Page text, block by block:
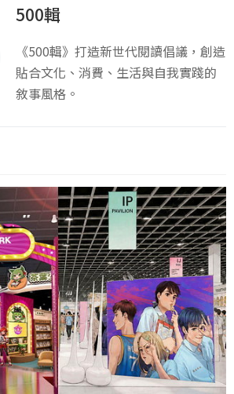
500輯
《500輯》打造新世代閱讀倡議，創造
貼合文化、消費、生活與自我實踐的
敘事風格。